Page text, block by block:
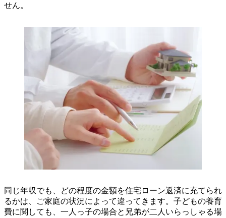
せん。
同じ年収でも、どの程度の金額を住宅ローン返済に充てられ
るかは、ご家庭の状況によって違ってきます。子どもの養育
費に関しても、一人っ子の場合と兄弟が二人いらっしゃる場